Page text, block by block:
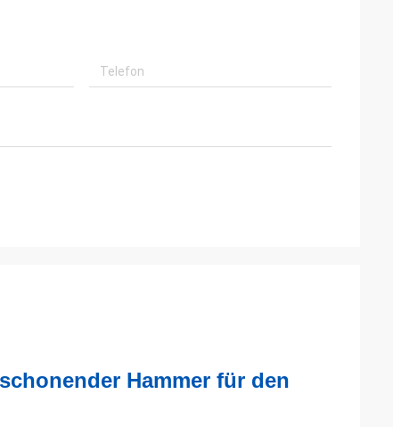
Hammer für den